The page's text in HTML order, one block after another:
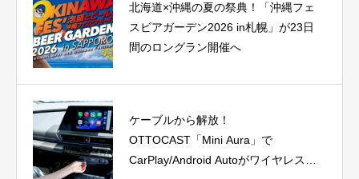
北海道×沖縄の夏の祭典！「沖縄フェ
スビアガーデン2026 in札幌」が23日
間のロングラン開催へ
ケーブルから解放！
OTTOCAST「Mini Aura」で
CarPlay/Android Autoがワイヤレス